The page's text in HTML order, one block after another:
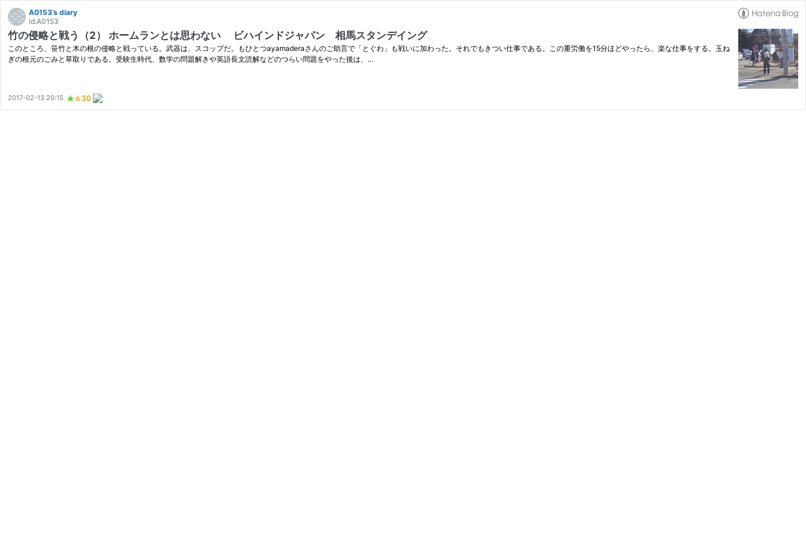
A0153’s diary
id:A0153
竹の侵略と戦う（2） ホームランとは思わない ビハインドジャパン 相馬スタンデイング
このところ、笹竹と木の根の侵略と戦っている。武器は、スコップだ。もひとつayamaderaさんのご助言で「とぐわ」も戦いに加わった。それでもきつい仕事である。この重労働を15分ほどやったら、楽な仕事をする。玉ね
ぎの根元のごみと草取りである。受験生時代、数学の問題解きや英語長文読解などのつらい問題をやった後は、…
2017-02-13 20:15